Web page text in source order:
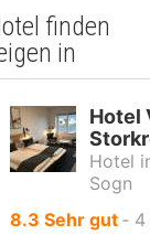
finden
in
Hotel
Hotel
Sogn
8.3 von
Sehr gut ‐ 4